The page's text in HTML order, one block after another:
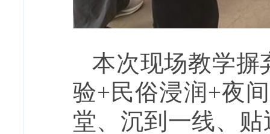
本次现场教学摒
验+民俗浸润+夜
堂、沉到一线、